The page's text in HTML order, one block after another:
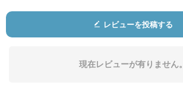
Adrien Rouyard
ut
レビューを投稿する
現在レビューが有りません。